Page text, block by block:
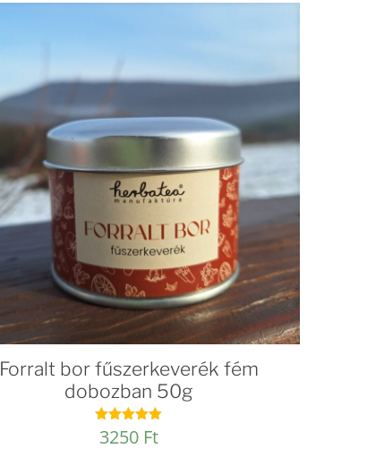
Forralt bor fűszerkeverék fém
dobozban 50g
Értékelés:
5.00
3250 Ft